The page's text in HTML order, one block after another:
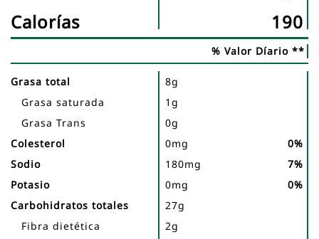
Tabla
nutricional
nutriente
Calorías 190
% Valor Díario **
Grasa total
8g
Grasa saturada
1g
Grasa Trans
0g
Colesterol
0mg
0%
Sodio
180mg
7%
Potasio
0mg
0%
Carbohidratos totales
27g
Fibra dietética
2g